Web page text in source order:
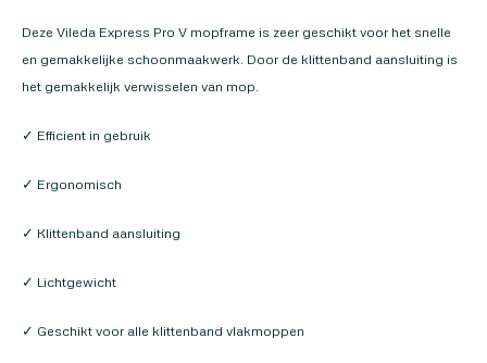
Deze Vileda Express Pro V mopframe is zeer geschikt voor het snelle
en gemakkelijke schoonmaakwerk. Door de klittenband aansluiting is
het gemakkelijk verwisselen van mop.
✓ Efficient in gebruik
✓ Ergonomisch
✓ Klittenband aansluiting
✓ Lichtgewicht
✓ Geschikt voor alle klittenband vlakmoppen